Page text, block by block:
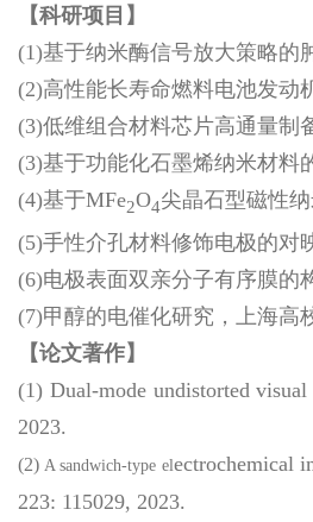
【科研项目】
(1)基于纳米酶信号放大策略的
(2)高性能长寿命燃料电池发动
(3)低维组合材料芯片高通量制
(3)基于功能化石墨烯纳米材料
(4)基于MFe2O4尖晶石型磁性
(5)手性介孔材料修饰电极的对
(6)电极表面双亲分子有序膜的
(7)甲醇的电催化研究，上海高
【论文著作】
(1) Dual-mode undistorted
2023.
(2) A sandwich-type electrochemical
223: 115029, 2023.